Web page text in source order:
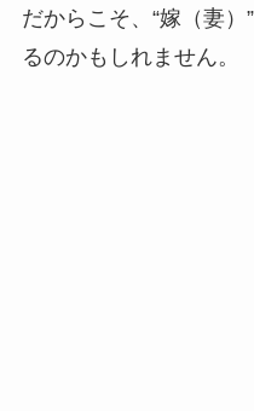
だからこそ、“嫁（妻
るのかもしれません。